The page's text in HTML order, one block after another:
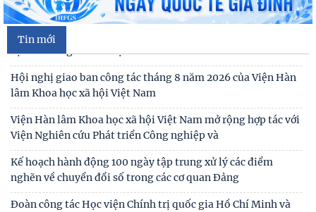
Tin mới
Viện Hàn lâm Khoa học xã hội Việt Nam
Viện Hàn lâm Khoa học xã hội Việt Nam công bố các quyết
định về công tác cán bộ
Hội nghị giao ban công tác tháng 8 năm 2026 của Viện Hàn
lâm Khoa học xã hội Việt Nam
Viện Hàn lâm Khoa học xã hội Việt Nam mở rộng hợp tác với
Viện Nghiên cứu Phát triển Công nghiệp và
Kế hoạch hành động 100 ngày tập trung xử lý các điểm
nghẽn về chuyển đổi số trong các cơ quan Đảng
Đoàn công tác Học viện Chính trị quốc gia Hồ Chí Minh và